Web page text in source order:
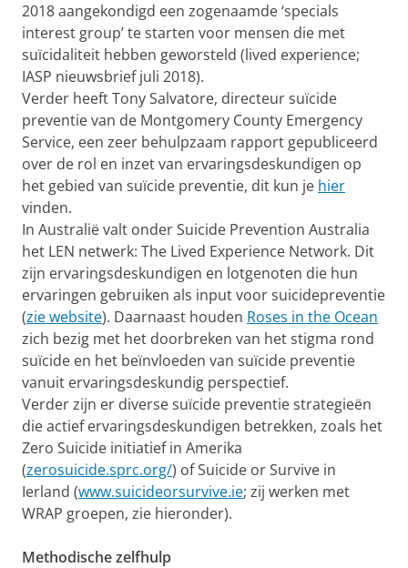
2018 aangekondigd een zogenaamde ‘specials
interest group’ te starten voor mensen die met
suïcidaliteit hebben geworsteld (lived experience;
IASP nieuwsbrief juli 2018).
Verder heeft Tony Salvatore, directeur suïcide
preventie van de Montgomery County Emergency
Service, een zeer behulpzaam rapport gepubliceerd
over de rol en inzet van ervaringsdeskundigen op
het gebied van suïcide preventie, dit kun je hier
vinden.
In Australië valt onder Suicide Prevention Australia
het LEN netwerk: The Lived Experience Network. Dit
zijn ervaringsdeskundigen en lotgenoten die hun
ervaringen gebruiken als input voor suicidepreventie
(zie website). Daarnaast houden Roses in the Ocean
zich bezig met het doorbreken van het stigma rond
suïcide en het beïnvloeden van suïcide preventie
vanuit ervaringsdeskundig perspectief.
Verder zijn er diverse suïcide preventie strategieën
die actief ervaringsdeskundigen betrekken, zoals het
Zero Suicide initiatief in Amerika
(zerosuicide.sprc.org/) of Suicide or Survive in
Ierland (www.suicideorsurvive.ie; zij werken met
WRAP groepen, zie hieronder).
Methodische zelfhulp